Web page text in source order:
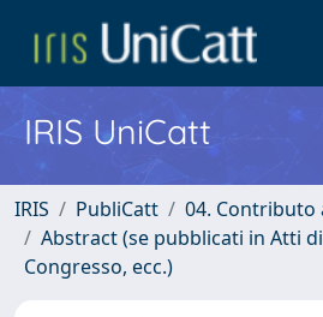
IRIS UniCatt
IRIS PubliCatt
04. Contributo
Abstract (se pubblicati in Atti
Congresso, ecc.)